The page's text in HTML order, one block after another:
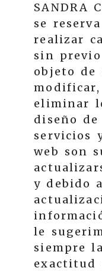
SANDRA
se
realizar
sin
objeto de
eliminar
diseño de
servicios
web son
y debido
le
siempre
exactitud